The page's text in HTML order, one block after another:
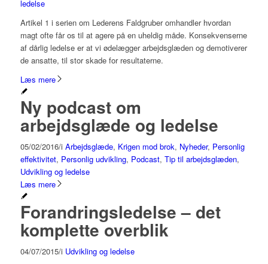
ledelse
Artikel 1 i serien om Lederens Faldgruber omhandler hvordan
magt ofte får os til at agere på en uheldig måde. Konsekvenserne
af dårlig ledelse er at vi ødelægger arbejdsglæden og demotiverer
de ansatte, til stor skade for resultaterne.
Læs mere
Ny podcast om
arbejdsglæde og ledelse
05/02/2016/i Arbejdsglæde, Krigen mod brok, Nyheder, Personlig
effektivitet, Personlig udvikling, Podcast, Tip til arbejdsglæden,
Udvikling og ledelse
Læs mere
Forandringsledelse – det
komplette overblik
04/07/2015/i Udvikling og ledelse